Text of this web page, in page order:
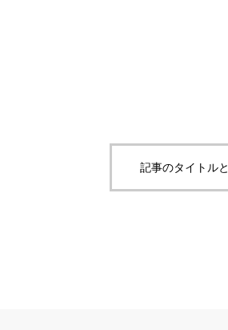
記事のタイトル